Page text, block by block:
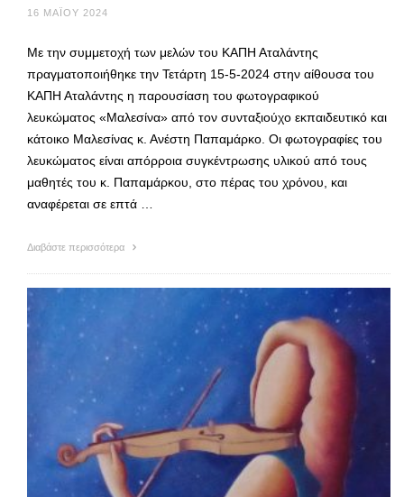
16 ΜΑΪ́ΟΥ 2024
Με την συμμετοχή των μελών του ΚΑΠΗ Αταλάντης
πραγματοποιήθηκε την Τετάρτη 15-5-2024 στην αίθουσα του
ΚΑΠΗ Αταλάντης η παρουσίαση του φωτογραφικού
λευκώματος «Μαλεσίνα» από τον συνταξιούχο εκπαιδευτικό και
κάτοικο Μαλεσίνας κ. Ανέστη Παπαμάρκο. Οι φωτογραφίες του
λευκώματος είναι απόρροια συγκέντρωσης υλικού από τους
μαθητές του κ. Παπαμάρκου, στο πέρας του χρόνου, και
αναφέρεται σε επτά …
Διαβάστε περισσότερα